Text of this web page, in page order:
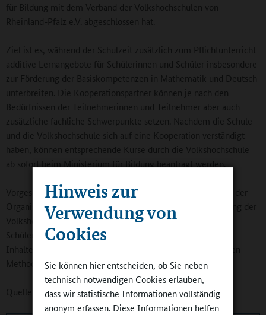
Hinweis zur
Verwendung von
Cookies
Sie können hier entscheiden, ob Sie neben
technisch notwendigen Cookies erlauben,
dass wir statistische Informationen vollständig
anonym erfassen. Diese Informationen helfen
für Bildung mit dem Verband der Volkshochschulen von
Rheinland-Pfalz e.V. abgeschlossen hat.
Ziel ist es, während der Schulzeit zusätzlich zum Pflichtunterricht
additive Lernangebote für Schülerinnen und Schüler insbesondere
zur Förderung der Basiskompetenzen in Mathematik und Deutsch
unterbreiten. Die Kooperationspartner können je nach den
Bedürfnissen der Teilnehmerinnen und Teilnehmer aber auch
zusätzliche fachliche Schwerpunkte setzen. Nachdem die Schule
und die Volkshochschule sich auf eine Kooperation verständigt
haben, können entsprechende Kurse durch die Volkshochschule
ab sofort beim Ministerium für Bildung beantragt werden.
Vorgesehen ist, dass die Kooperationspartner sich in Fragen der
Organisation und Durchführung verständigen. Die Kursleitung der
Volkshochschule und die Lehrkräfte der teilnehmenden
Schülerinnen und Schüler stimmen sich zu den konkreten
Inhalten, dem erforderlichen Lehr- und Lernmaterial und den
Methoden ab.
Quelle: Bildungsserver Ganztagsschule Rheinland-Pfalz